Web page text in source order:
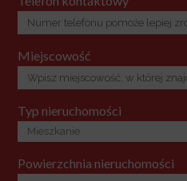
Miejscowość
Typ nieruchomości
Powierzchnia nieruchomości